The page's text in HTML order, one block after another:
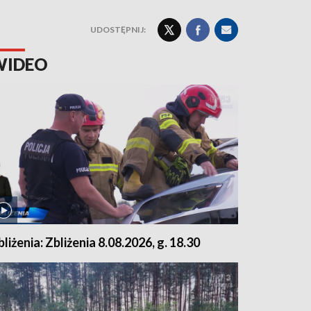
UDOSTĘPNIJ:
Zbliżenia 8.08.2026, g. 18.30